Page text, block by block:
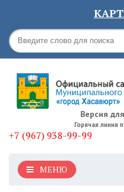
Версия
Горячая линия
+7 (967) 938-99-99
МЕНЮ